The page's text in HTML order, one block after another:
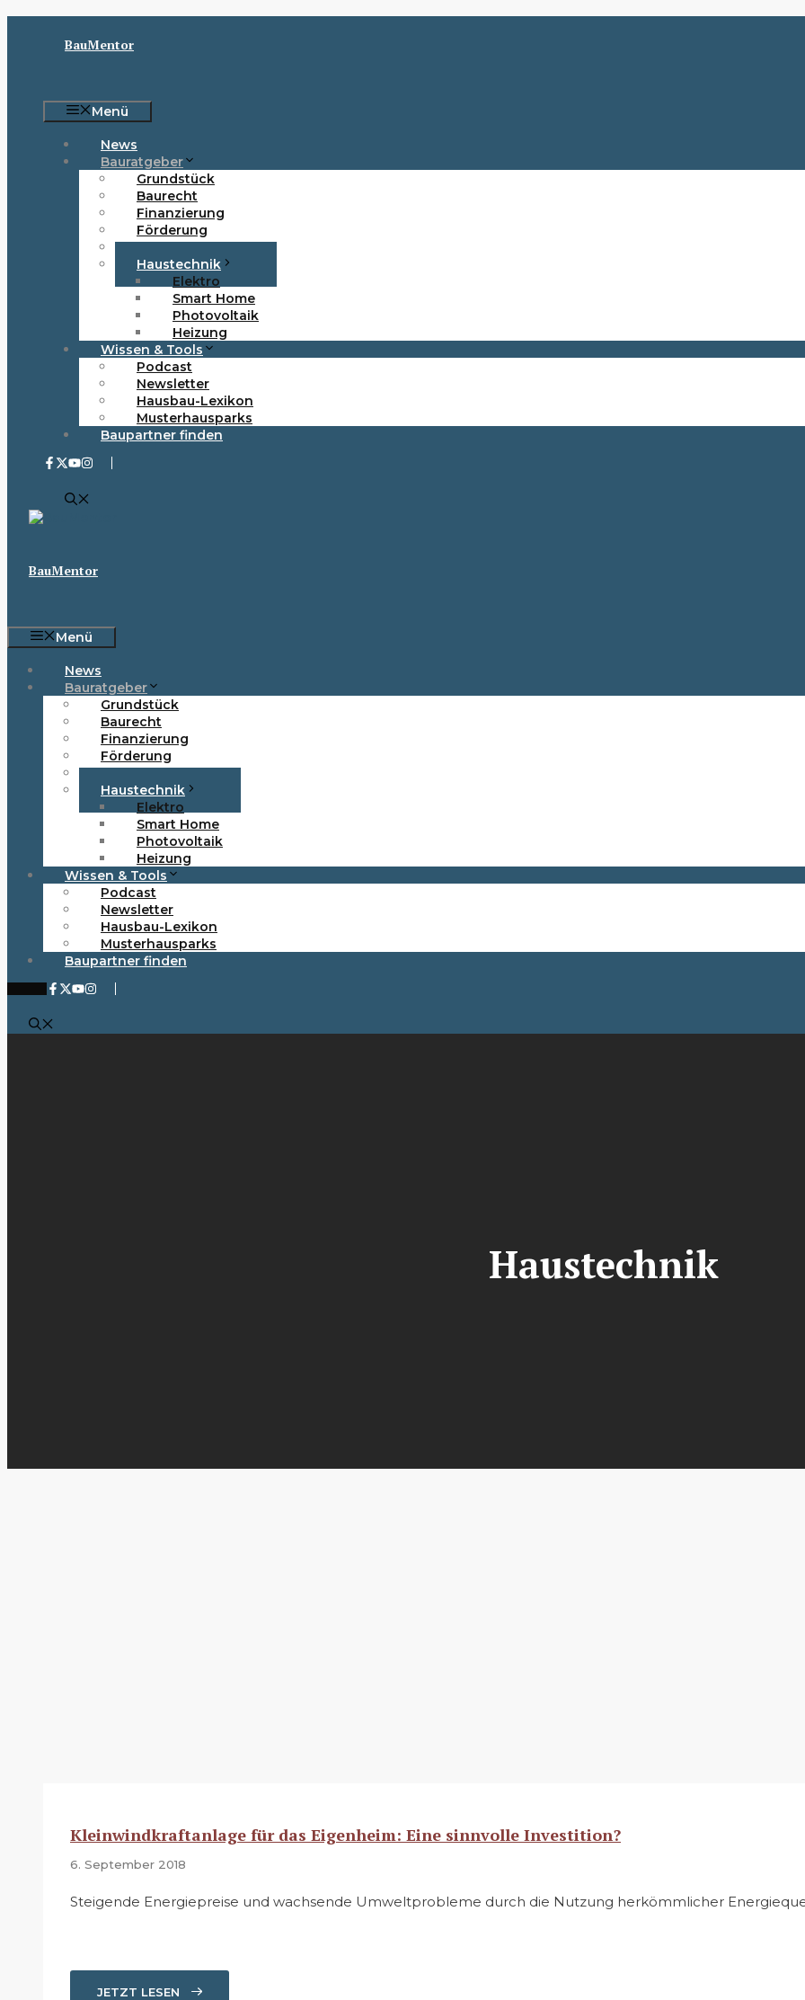
BauMentor
Menü
News
Bauratgeber
Grundstück
Baurecht
Finanzierung
Förderung
Haustechnik
Elektro
Smart Home
Photovoltaik
Heizung
Wissen & Tools
Podcast
Newsletter
Hausbau-Lexikon
Musterhausparks
Baupartner finden
BauMentor
Menü
News
Bauratgeber
Grundstück
Baurecht
Finanzierung
Förderung
Haustypen
Haustechnik
Elektro
Smart Home
Photovoltaik
Heizung
Wissen & Tools
Podcast
Newsletter
Hausbau-Lexikon
Musterhausparks
Baupartner finden
Haustechnik
Kleinwindkraftanlage für das Eigenheim: Eine sinnvolle Investition?
6. September 2018
Steigende Energiepreise und wachsende Umweltprobleme durch die Nutzung herkömmlicher
JETZT LESEN